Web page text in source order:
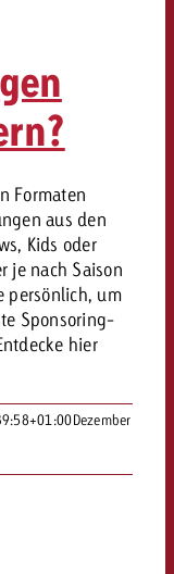
Formaten
aus den
Kids oder
je nach Saison
persönlich, um
Sponsoring-
hier
Dezember